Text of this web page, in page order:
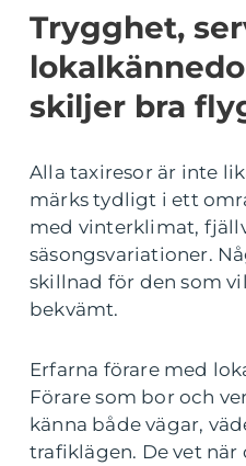
Trygghet,
skiljer bra
Alla taxiresor är inte
märks tydligt i ett
med vinterklimat,
säsongsvariationer.
skillnad för den som
bekvämt.
Erfarna förare med
Förare som bor och
känna både vägar,
trafiklägen. De vet